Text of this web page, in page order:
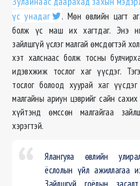
үс унадаг
. Мөн өвлийн цагт
болж үс маш их хагтдаг. Энэ
зайлшгүй үслэг малгай өмсдөгтэй
хэт халснаас болж тосны
идэвхжиж тослог хаг үүсдэг.
тослог болоод хуурай хаг
малгайны ариун цэврийг сайн
хүйтэнд өмссөн малгайгаа
хэрэгтэй.
Ялангуяа өвлийн
ёслолын үйл ажиллагаа
Зайлшгүй гоёлын